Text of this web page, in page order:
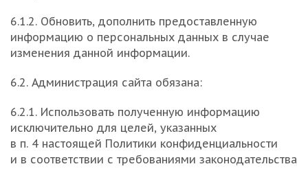
6.1.2. Обновить, дополнить предоставленную
информацию о персональных данных в случае
изменения данной информации.
6.2. Администрация сайта обязана:
6.2.1. Использовать полученную информацию
исключительно для целей, указанных
в п. 4 настоящей Политики конфиденциальности
и в соответствии с требованиями законодательства